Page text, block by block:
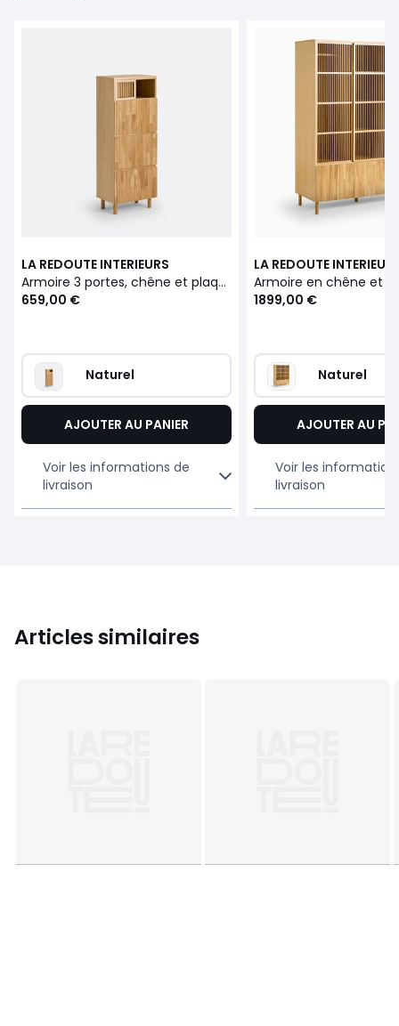
LA REDOUTE INTERIEURS
Armoire 3 portes, chêne et plaqué, BILBAO
659,00 €
Naturel
AJOUTER AU PANIER
Voir les informations de
livraison
LA REDOUTE
1899,00 €
Naturel
AJOUTER AU
Voir les
livraison
Articles similaires